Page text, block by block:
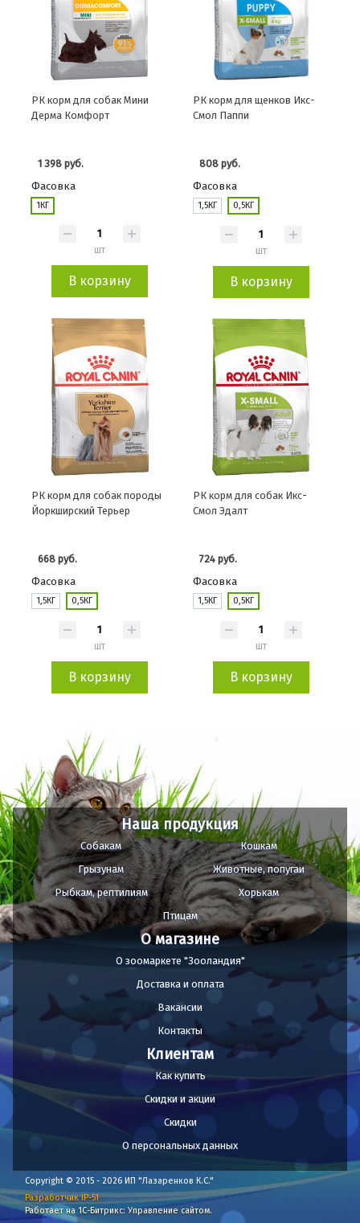
РК корм для собак Мини
Дерма Комфорт
1 398 руб.
Фасовка
1КГ
шт
В корзину
РК корм для щенков Икс-
Смол Паппи
808 руб.
Фасовка
1,5КГ 0,5КГ
шт
В корзину
РК корм для собак породы
Йоркширский Терьер
668 руб.
Фасовка
1,5КГ 0,5КГ
шт
В корзину
РК корм для собак Икс-
Смол Эдалт
724 руб.
Фасовка
1,5КГ 0,5КГ
шт
В корзину
Наша продукция
Собакам
Кошкам
Грызунам
Животные, попугаи
Рыбкам, рептилиям
Хорькам
Птицам
О магазине
О зоомаркете "Зооландия"
Доставка и оплата
Вакансии
Контакты
Клиентам
Как купить
Скидки и акции
Скидки
О персональных данных
Copyright © 2015 - 2026 ИП "Лазаренков К.С."
Разработчик IP-51
Работает на 1С-Битрикс: Управление сайтом.